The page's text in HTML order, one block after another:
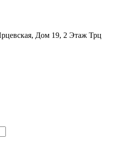
Дом 19, 2 Этаж Трц